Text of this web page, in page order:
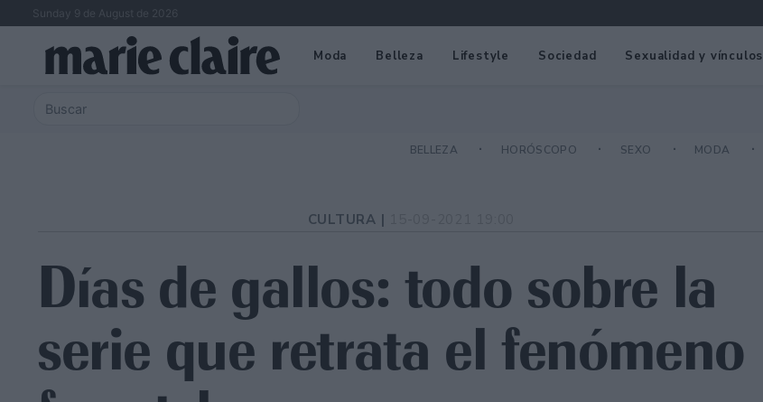
Sunday 9 de August de 2026
Moda Belleza Lifestyle Sociedad Sexualidad y vínculos
BELLEZA HORÓSCOPO SEXO MODA
CULTURA |
Días de gallos: todo sobre la
serie que retrata el fenómeno